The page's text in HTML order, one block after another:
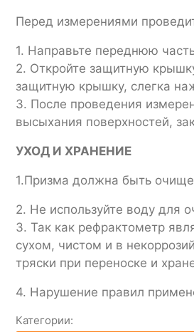
Перед измерениями
1. Направьте переднюю
2. Откройте защитную
защитную крышку, слегка
3. После проведения
высыхания поверхностей,
УХОД И ХРАНЕНИЕ
1.Призма должна быть
2. Не используйте воду для
3. Так как рефрактометр
сухом, чистом и в
тряски при переноске и
4. Нарушение правил
Категории: